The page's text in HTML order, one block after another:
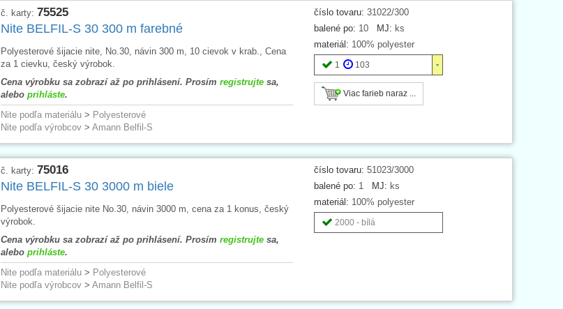
číslo tovaru: 31022/300
balené po: 10 MJ: ks
materiál: 100% polyester
1 103
Viac farieb naraz ...
č. karty: 75525
Nite BELFIL-S 30 300 m farebné
Polyesterové šijacie nite, No.30, návin 300 m, 10 cievok v krab., Cena
za 1 cievku, český výrobok.
Cena výrobku sa zobrazí až po prihlásení. Prosím registrujtesa,
alebo prihláste.
Nite podľa materiálu> Polyesterové
Nite podľa výrobcov> Amann Belfil-S
číslo tovaru: 51023/3000
balené po: 1 MJ: ks
materiál: 100% polyester
2000 - bílá
č. karty: 75016
Nite BELFIL-S 30 3000 m biele
Polyesterové šijacie nite No.30, návin 3000 m, cena za 1 konus, český
výrobok.
Cena výrobku sa zobrazí až po prihlásení. Prosím registrujtesa,
alebo prihláste.
Nite podľa materiálu> Polyesterové
Nite podľa výrobcov> Amann Belfil-S